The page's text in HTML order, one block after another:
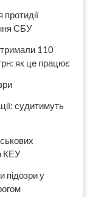
СБУ
110
як це працює
судитимуть
КЕУ
підозри у